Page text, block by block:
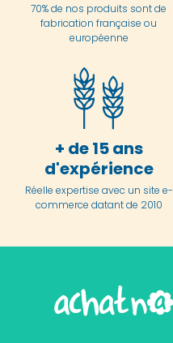
70% de nos produits sont de
fabrication française ou
européenne
+ de 15 ans
d'expérience
Réelle expertise avec un site e-
commerce datant de 2010